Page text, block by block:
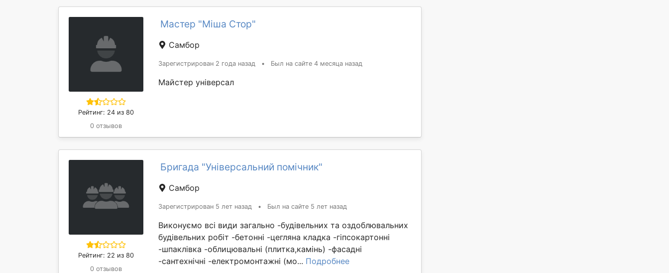
Рейтинг: 24 из 80
0 отзывов
Мастер "Міша Стор"
Самбор
Зарегистрирован 2 года назад • Был на сайте 4 месяца назад
Майстер універсал
Рейтинг: 22 из 80
0 отзывов
Бригада "Універсальний помічник"
Самбор
Зарегистрирован 5 лет назад • Был на сайте 5 лет назад
Виконуємо всі види загально -будівельних та оздоблювальних
будівельних робіт -бетонні -цегляна кладка -гіпсокартонні
-шпаклівка -облицювальні (плитка,камінь) -фасадні
-сантехнічні -електромонтажні (мо... Подробнее